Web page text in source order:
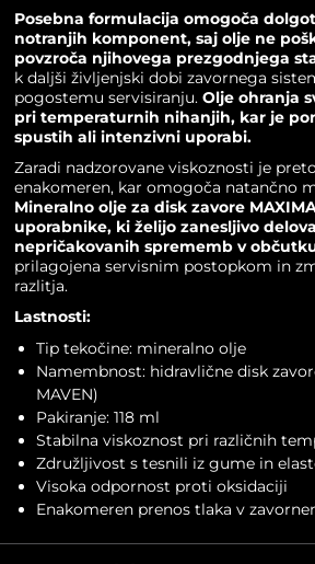
Posebna formulacija omogoča
notranjih komponent, saj olje ne
povzroča njihovega prezgodnjega
k daljši življenjski dobi zavornega
pogostemu servisiranju. Olje ohranja
pri temperaturnih nihanjih, kar je
spustih ali intenzivni uporabi.
Zaradi nadzorovane viskoznosti je
enakomeren, kar omogoča natančno
Mineralno olje za disk zavore
uporabnike, ki želijo zanesljivo
nepričakovanih sprememb v
prilagojena servisnim postopkom in
razlitja.
Lastnosti:
Tip tekočine: mineralno olje
Namembnost: hidravlične disk
MAVEN)
Pakiranje: 118 ml
Stabilna viskoznost pri različnih
Združljivost s tesnili iz gume in
Visoka odpornost proti oksidaciji
Enakomeren prenos tlaka v